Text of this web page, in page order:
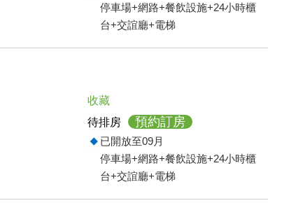
停車場+網路+餐飲設施+24小時櫃
台+交誼廳+電梯
收藏
待排房
預約訂房
已開放至09月
停車場+網路+餐飲設施+24小時櫃
台+交誼廳+電梯